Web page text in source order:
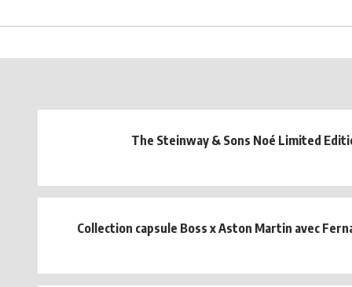
The Steinway & Sons Noé Limited
Collection capsule Boss x Aston Martin avec